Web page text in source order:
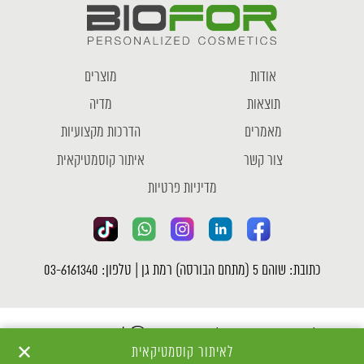
אודות
מוצרים
תוצאות
מדיה
מאמרים
הדרכות מקצועיות
צור קשר
איתור קוסמטיקאית
מדיניות פרטיות
כתובת: שוהם 5 (מתחם הבורסה) רמת גן | טלפון: 03-6161340
✕ לאיתור קוסמטיקאית